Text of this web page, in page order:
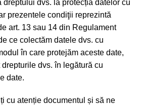
dreptului dvs. la protecția datelor cu
prezentele condiţii reprezintă
art. 13 sau 14 din Regulament
ce colectăm datele dvs. cu
în care protejăm aceste date,
dvs. în legătură cu
date.
cu atenție documentul și să ne